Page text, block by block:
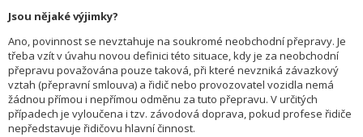
Jsou nějaké výjimky?
Ano, povinnost se nevztahuje na soukromé neobchodní přepravy. Je
třeba vzít v úvahu novou definici této situace, kdy je za neobchodní
přepravu považována pouze taková, při které nevzniká závazkový
vztah (přepravní smlouva) a řidič nebo provozovatel vozidla nemá
žádnou přímou i nepřímou odměnu za tuto přepravu. V určitých
případech je vyloučena i tzv. závodová doprava, pokud profese řidiče
nepředstavuje řidičovu hlavní činnost.